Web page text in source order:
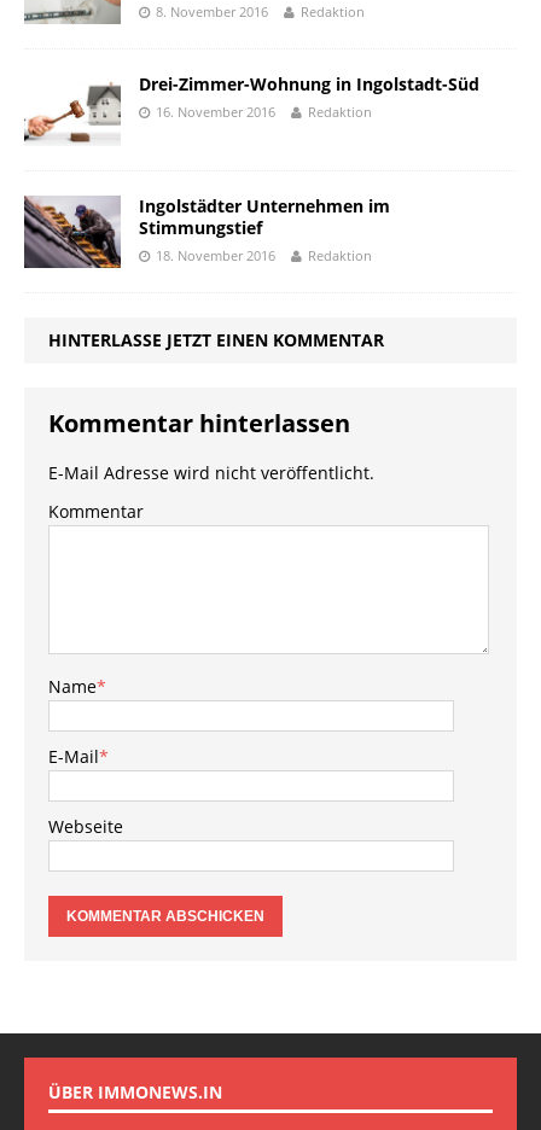
8. November 2016 Redaktion
Drei-Zimmer-Wohnung in Ingolstadt-Süd
16. November 2016 Redaktion
Ingolstädter Unternehmen im
Stimmungstief
18. November 2016 Redaktion
HINTERLASSE JETZT EINEN KOMMENTAR
Kommentar hinterlassen
E-Mail Adresse wird nicht veröffentlicht.
Kommentar
Name*
E-Mail*
Webseite
ÜBER IMMONEWS.IN